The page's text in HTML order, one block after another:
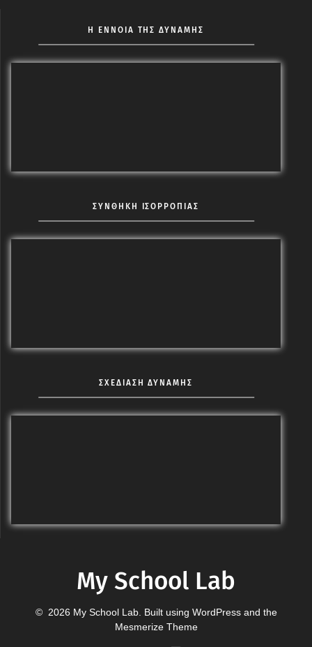
Η ΕΝΝΟΙΑ ΤΗΣ ΔΥΝΑΜΗΣ
ΣΥΝΘΗΚΗ ΙΣΟΡΡΟΠΙΑΣ
ΣΧΕΔΙΑΣΗ ΔΥΝΑΜΗΣ
My School Lab
© 2026 My School Lab. Built using WordPress and the
Mesmerize Theme